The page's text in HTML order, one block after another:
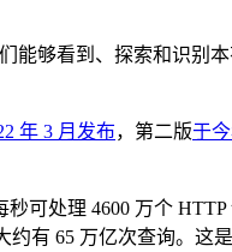
能够看到、探索和识别
年 3 月发布，第二版于
可处理 4600 万个
约有 65 万亿次查询。